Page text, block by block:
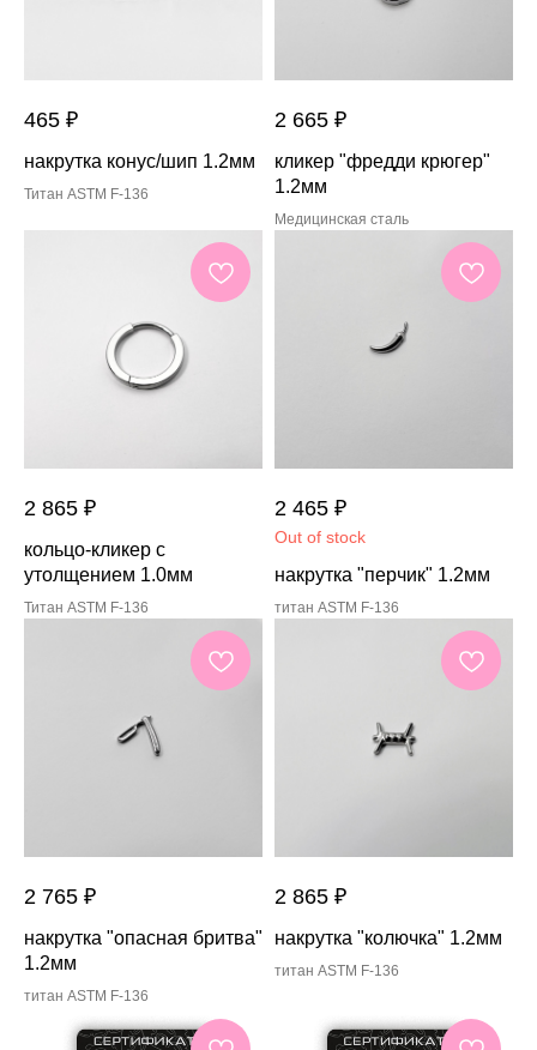
465 ₽
накрутка конус/шип 1.2мм
Титан ASTM F-136
2 665 ₽
кликер "фредди крюгер"
1.2мм
Медицинская сталь
2 865 ₽
кольцо-кликер с
утолщением 1.0мм
Титан ASTM F-136
2 465 ₽
Out of stock
накрутка "перчик" 1.2мм
титан ASTM F-136
2 765 ₽
накрутка "опасная бритва"
1.2мм
титан ASTM F-136
2 865 ₽
накрутка "колючка" 1.2мм
титан ASTM F-136